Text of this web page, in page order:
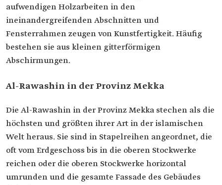
aufwendigen Holzarbeiten in den
ineinandergreifenden Abschnitten und
Fensterrahmen zeugen von Kunstfertigkeit. Häufig
bestehen sie aus kleinen gitterförmigen
Abschirmungen.
Al-Rawashin in der Provinz Mekka
Die Al-Rawashin in der Provinz Mekka stechen als die
höchsten und größten ihrer Art in der islamischen
Welt heraus. Sie sind in Stapelreihen angeordnet, die
oft vom Erdgeschoss bis in die oberen Stockwerke
reichen oder die oberen Stockwerke horizontal
umrunden und die gesamte Fassade des Gebäudes